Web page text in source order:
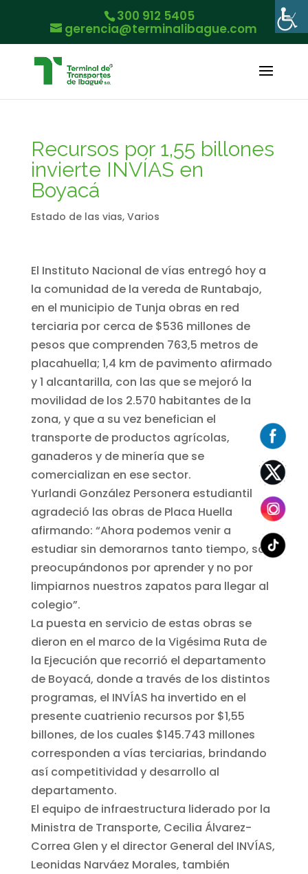
300 912 5405
gerencia@terminalibague.com
Recursos por 1,55 billones
invierte INVÍAS en
Boyacá
Estado de las vias, Varios
El Instituto Nacional de vías entregó hoy a
la comunidad de la vereda de Runtabajo,
en el municipio de Tunja obras en red
terciaria por cerca de $536 millones de
pesos que comprenden 763,5 metros de
placahuella; 1,4 km de pavimento afirmado
y 1 alcantarilla, con las que se mejoró la
movilidad de los 2.570 habitantes de la
zona, y que a su vez benefician el
transporte de productos agrícolas,
ganaderos y de minería que se
comercializan en ese sector.
Yurlandi González Personera estudiantil
agradeció las obras de Placa Huella
afirmando: “Ahora podemos venir a
estudiar sin demorarnos tanto tiempo, solo
preocupándonos por aprender y no por
limpiarnos nuestros zapatos para llegar al
colegio”.
La puesta en servicio de estas obras se
dieron en el marco de la Vigésima Ruta de
la Ejecución que recorrió el departamento
de Boyacá, donde a través de los distintos
programas, el INVÍAS ha invertido en el
presente cuatrienio recursos por $1,55
billones, de los cuales $145.743 millones
corresponden a vías terciarias, brindando
así competitividad y desarrollo al
departamento.
El equipo de infraestructura liderado por la
Ministra de Transporte, Cecilia Álvarez-
Correa Glen y el director General del INVÍAS,
Leonidas Narváez Morales, también